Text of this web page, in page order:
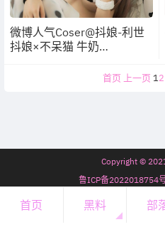
微博人气Coser@抖娘-利世
抖娘×不呆猫 牛奶
首页 上一页 12
Copyright ©
鲁ICP备
7年69天9
开通会员
会员必
首页 黑料 部